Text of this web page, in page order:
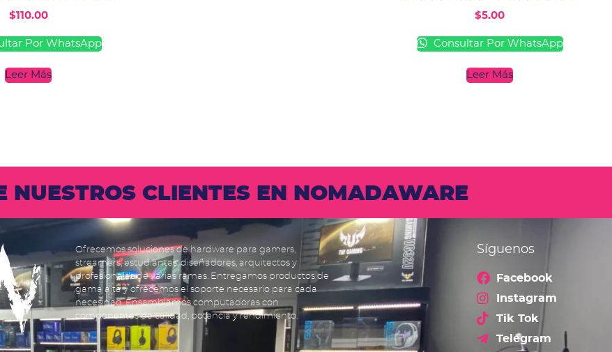
$110.00
Por WhatsApp
Leer Más
$5.00
Consultar Por WhatsApp
Leer Más
NUESTROS CLIENTES EN NOMADAWARE
Ofrecemos soluciones de hardware para gamers,
streamers, estudiantes, diseñadores, arquitectos y
profesionales de varias ramas. Entregamos productos de
gama alta y ofrecemos el soporte necesario para cada
necesidad. Ensamblamos computadoras con
componentes de calidad, potencia y rendimiento.
Síguenos
Facebook
Instagram
Tik Tok
Telegram